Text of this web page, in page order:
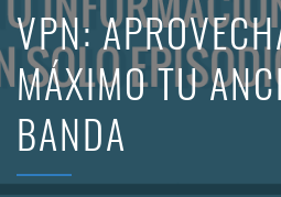
VPN:
MÁXIMO TU
BANDA